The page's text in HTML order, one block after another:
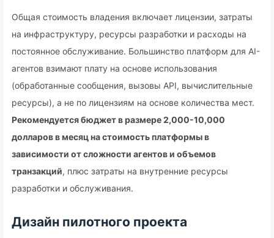
Общая стоимость владения включает лицензии, затраты
на инфраструктуру, ресурсы разработки и расходы на
постоянное обслуживание. Большинство платформ для AI-
агентов взимают плату на основе использования
(обработанные сообщения, вызовы API, вычислительные
ресурсы), а не по лицензиям на основе количества мест.
Рекомендуется бюджет в размере 2,000-10,000
долларов в месяц на стоимость платформы в
зависимости от сложности агентов и объемов
транзакций, плюс затраты на внутренние ресурсы
разработки и обслуживания.
Дизайн пилотного проекта